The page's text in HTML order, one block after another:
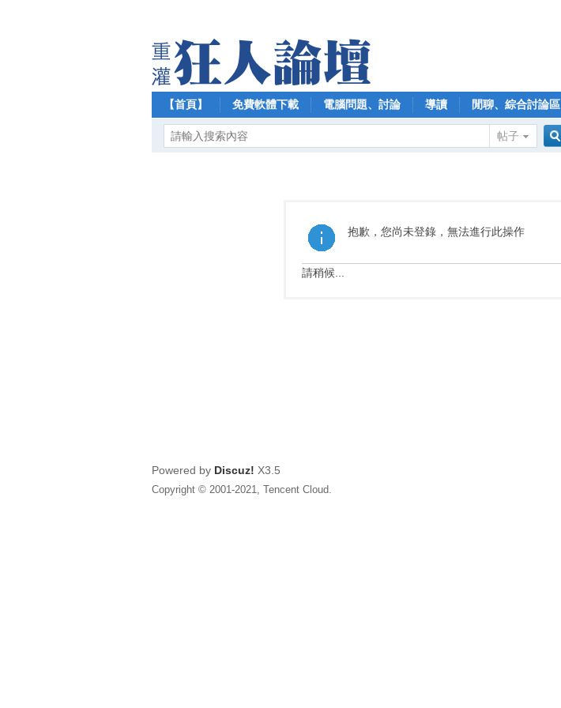
【首頁】 免費軟體下載 電腦問題、討論 導讀 閒聊、綜合討論區
帖子
抱歉，您尚未登錄，無法進行此操作
請稍候...
Powered by Discuz! X3.5
Copyright © 2001-2021, Tencent Cloud.